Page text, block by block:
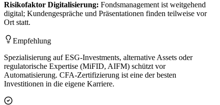
Risikofaktor Digitalisierung: Fondsmanagement ist weitgehend
digital; Kundengespräche und Präsentationen finden teilweise vor
Ort statt.
Empfehlung
Spezialisierung auf ESG-Investments, alternative Assets oder
regulatorische Expertise (MiFID, AIFM) schützt vor
Automatisierung. CFA-Zertifizierung ist eine der besten
Investitionen in die eigene Karriere.